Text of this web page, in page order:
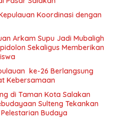
Koordinasi dengan
Arkam Supu Jadi Mubaligh
Sekaligus Memberikan
ke-26 Berlangsung
Kebersamaan
di Taman Kota Salakan
Sulteng Tekankan
Budaya